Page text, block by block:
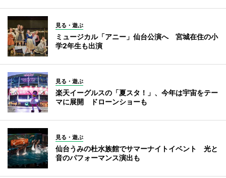
見る・遊ぶ
ミュージカル「アニー」仙台公演へ 宮城在住の小
学2年生も出演
見る・遊ぶ
楽天イーグルスの「夏スタ！」、今年は宇宙をテー
マに展開 ドローンショーも
見る・遊ぶ
仙台うみの杜水族館でサマーナイトイベント 光と
音のパフォーマンス演出も